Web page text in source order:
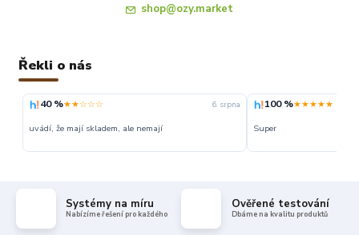
shop@ozy.market
Řekli o nás
40 %★★☆☆☆ 6. srpna
uvádí, že mají skladem, ale nemají
100 %★★★★★
Super
Systémy na míru
Nabízíme řešení pro každého
Ověřené testování
Dbáme na kvalitu produktů